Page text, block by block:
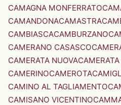
CAMAGNA MONFERRATO
CAMANDONACAMASTRA
CAMBIASCACAMBURZANO
CAMERANO CASASCO
CAMERATA NUOVA
CAMERINOCAMEROTA
CAMINO AL TAGLIAMENTO
CAMISANO VICENTINO